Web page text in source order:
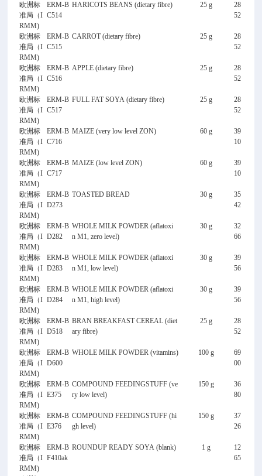
欧洲标
准局（I
RMM)
ERM-B
C514
HARICOTS BEANS (dietary fibre) 25 g
28
52
欧洲标
准局（I
RMM)
ERM-B
C515
CARROT (dietary fibre) 25 g
28
52
欧洲标
准局（I
RMM)
ERM-B
C516
APPLE (dietary fibre) 25 g
28
52
欧洲标
准局（I
RMM)
ERM-B
C517
FULL FAT SOYA (dietary fibre) 25 g
28
52
欧洲标
准局（I
RMM)
ERM-B
C716
MAIZE (very low level ZON) 60 g
39
10
欧洲标
准局（I
RMM)
ERM-B
C717
MAIZE (low level ZON) 60 g
39
10
欧洲标
准局（I
RMM)
ERM-B
D273
TOASTED BREAD 30 g
35
42
欧洲标
准局（I
RMM)
ERM-B
D282
WHOLE MILK POWDER (aflatoxi
n M1, zero level)
30 g
32
66
欧洲标
准局（I
RMM)
ERM-B
D283
WHOLE MILK POWDER (aflatoxi
n M1, low level)
30 g
39
56
欧洲标
准局（I
RMM)
ERM-B
D284
WHOLE MILK POWDER (aflatoxi
n M1, high level)
30 g
39
56
欧洲标
准局（I
RMM)
ERM-B
D518
BRAN BREAKFAST CEREAL (diet
ary fibre)
25 g
28
52
欧洲标
准局（I
RMM)
ERM-B
D600
WHOLE MILK POWDER (vitamins) 100 g
69
00
欧洲标
准局（I
RMM)
ERM-B
E375
COMPOUND FEEDINGSTUFF (ve
ry low level)
150 g
36
80
欧洲标
准局（I
RMM)
ERM-B
E376
COMPOUND FEEDINGSTUFF (hi
gh level)
150 g
37
26
欧洲标
准局（I
RMM)
ERM-B
F410ak
ROUNDUP READY SOYA (blank) 1 g
12
65